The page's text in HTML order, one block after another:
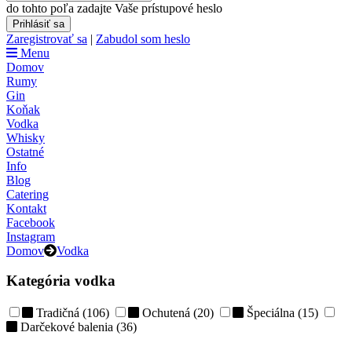
do tohto poľa zadajte Vaše prístupové heslo
Zaregistrovať sa | Zabudol som heslo
Menu
Domov
Rumy
Gin
Koňak
Vodka
Whisky
Ostatné
Info
Blog
Catering
Kontakt
Facebook
Instagram
Domov
Vodka
Kategória vodka
Tradičná (106) Ochutená (20)
Špeciálna (15)
Darčekové balenia (36)